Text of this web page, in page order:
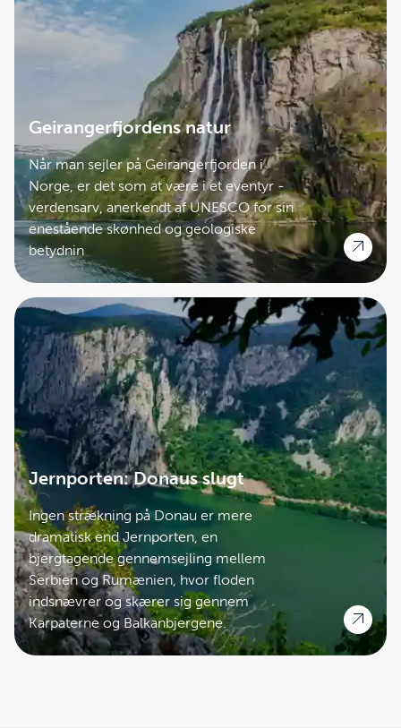
Geirangerfjordens natur
Når man sejler på Geirangerfjorden i
Norge, er det som at være i et eventyr -
verdensarv, anerkendt af UNESCO for sin
enestående skønhed og geologiske
betydnin
Jernporten: Donaus slugt
Ingen strækning på Donau er mere
dramatisk end Jernporten, en
bjergtagende gennemsejling mellem
Serbien og Rumænien, hvor floden
indsnævrer og skærer sig gennem
Karpaterne og Balkanbjergene.